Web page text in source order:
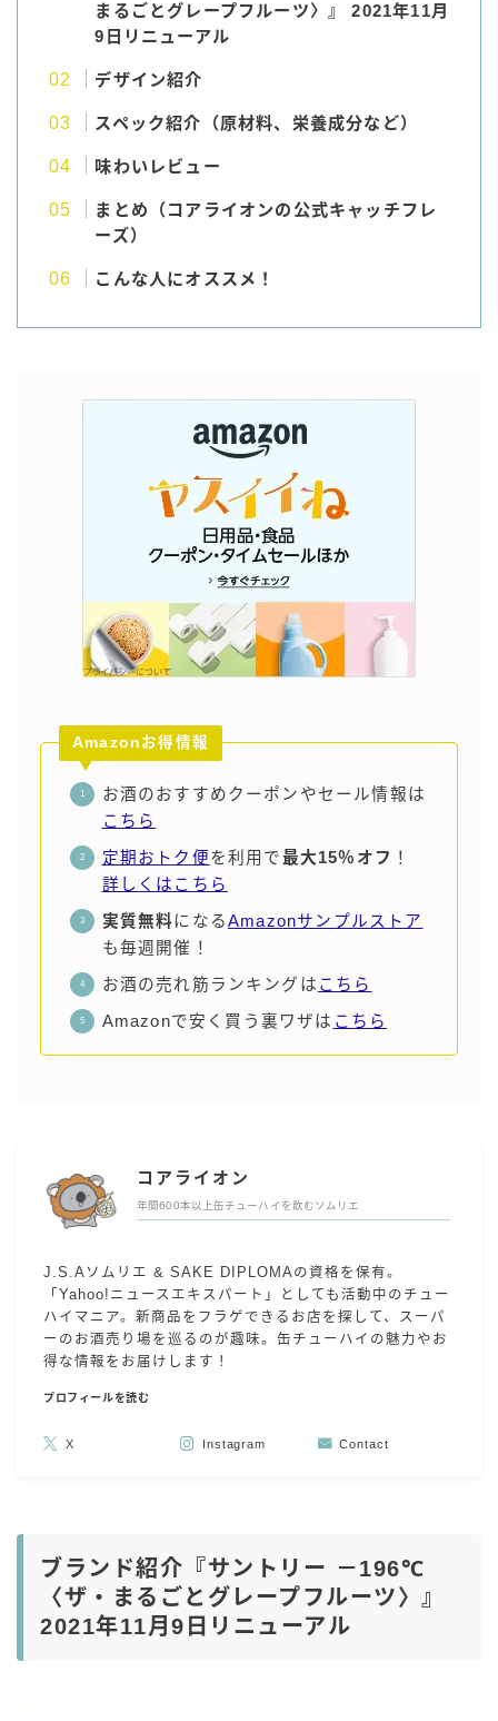
その他メーカー
お得情報
Amazon
楽天
コラム
運営者情報
お問い合わせ
まるごとグレープフルーツ〉』 2021年11月
9日リニューアル
デザイン紹介
スペック紹介（原材料、栄養成分など）
味わいレビュー
まとめ（コアライオンの公式キャッチフレ
ーズ）
こんな人にオススメ！
Amazonお得情報
お酒のおすすめクーポンやセール情報は
こちら
定期おトク便を利用で最大15％オフ ！
詳しくはこちら
実質無料になるAmazonサンプルストア
も毎週開催！
お酒の売れ筋ランキングは こちら
Amazonで安く買う裏ワザは こちら
コアライオン
年間600本以上缶チューハイを飲むソムリエ
J.S.Aソムリエ & SAKE DIPLOMAの資格を保有。
「Yahoo!ニュースエキスパート」としても活動中のチュー
ハイマニア。新商品をフラゲできるお店を探して、スーパ
ーのお酒売り場を巡るのが趣味。缶チューハイの魅力やお
得な情報をお届けします！
プロフィールを読む
X Instagram Contact
ブランド紹介『サントリー －196℃
〈ザ・まるごとグレープフルーツ〉』
2021年11月9日リニューアル